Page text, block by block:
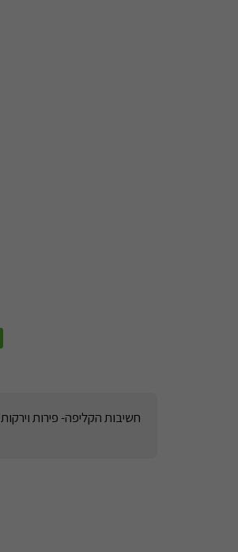
חשיבות הקליפה- פירות וירקות